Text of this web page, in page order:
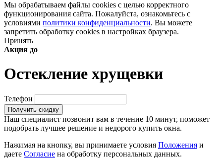
Мы обрабатываем файлы cookies с целью корректного
функционирования сайта. Пожалуйста, ознакомьтесь с
условиями политики конфиденциальности. Вы можете
запретить обработку cookies в настройках браузера.
Принять
Акция до
Остекление хрущевки
Телефон
Получить скидку
Наш специалист позвонит вам в течение 10 минут, поможет
подобрать лучшее решение и недорого купить окна.
Нажимая на кнопку, вы принимаете условия Положения и
даете Согласие на обработку персональных данных.